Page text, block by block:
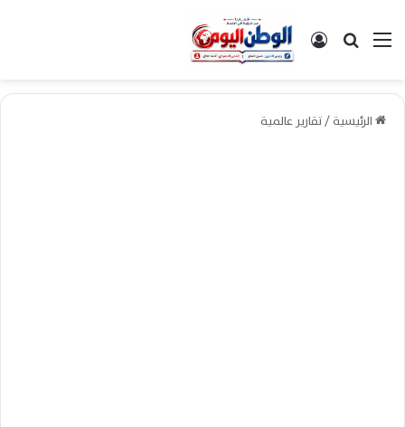
القائمةبحث عن تسجيل الدخول
الرئيسية/تقارير عالمية